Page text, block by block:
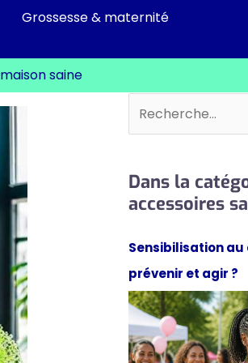
Grossesse & maternité
saine
Rechercher
Dans la
accessoires
Sensibilisation
prévenir et agir ?